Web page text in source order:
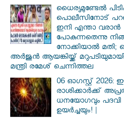
ധൈര്യമുണ്ടേൽ
പൊലീസിനോട്
ഇനി എന്താ വരാൻ
പോകുന്നതെന്നു
നോക്കിയാൽ മതി;
അർജുൻ ആയങ്കിയ്ക്ക്
മന്ത്രി രമേശ് ചെന്നിത്തല
06 ഓഗസ്റ്റ് 2026:
രാശിക്കാർക്ക്
ധനയോഗവും പദവി
ഉയർച്ചയും! |